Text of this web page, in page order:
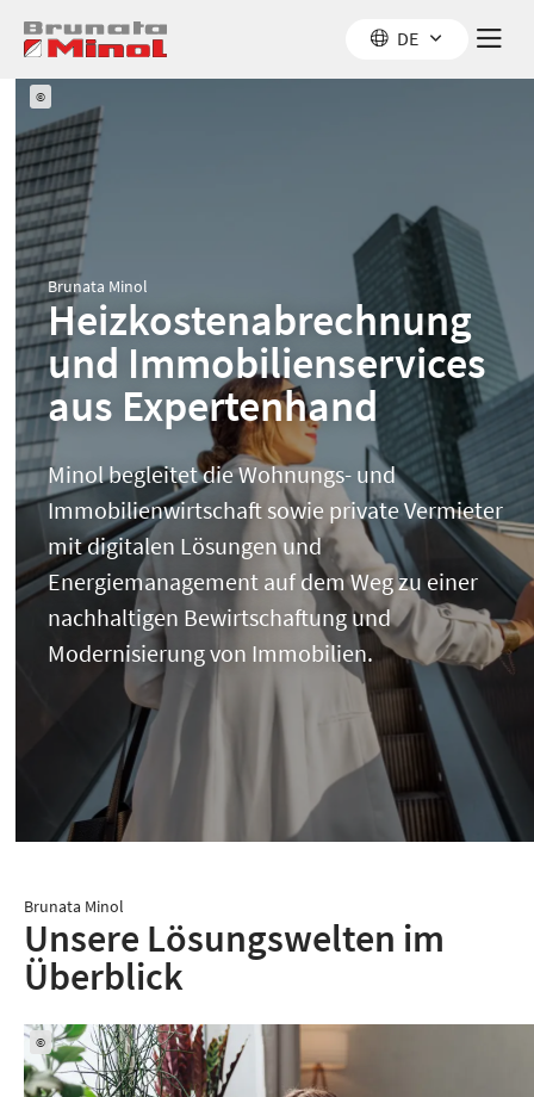
u
n
h
a
l
t
u
M
e
n
ü
u
u
c
h
e
DE
©
Brunata Minol
Heizkostenabrechnung
und Immobilienservices
aus Expertenhand
Minol begleitet die Wohnungs- und
Immobilienwirtschaft sowie private Vermieter
mit digitalen Lösungen und
Energiemanagement auf dem Weg zu einer
nachhaltigen Bewirtschaftung und
Modernisierung von Immobilien.
Brunata Minol
Unsere Lösungswelten im
Überblick
©